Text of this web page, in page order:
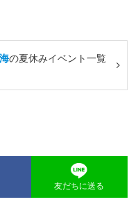
の夏休みイベント一覧
友だちに送る